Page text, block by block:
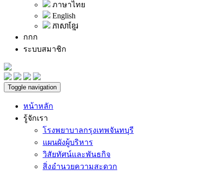
ภาษาไทย
English
ភាសាខ្មែរ
กกก
ระบบสมาชิก
Toggle navigation
หน้าหลัก
รู้จักเรา
โรงพยาบาลกรุงเทพจันทบุรี
แผนผังผู้บริหาร
วิสัยทัศน์และพันธกิจ
สิ่งอำนวยความสะดวก